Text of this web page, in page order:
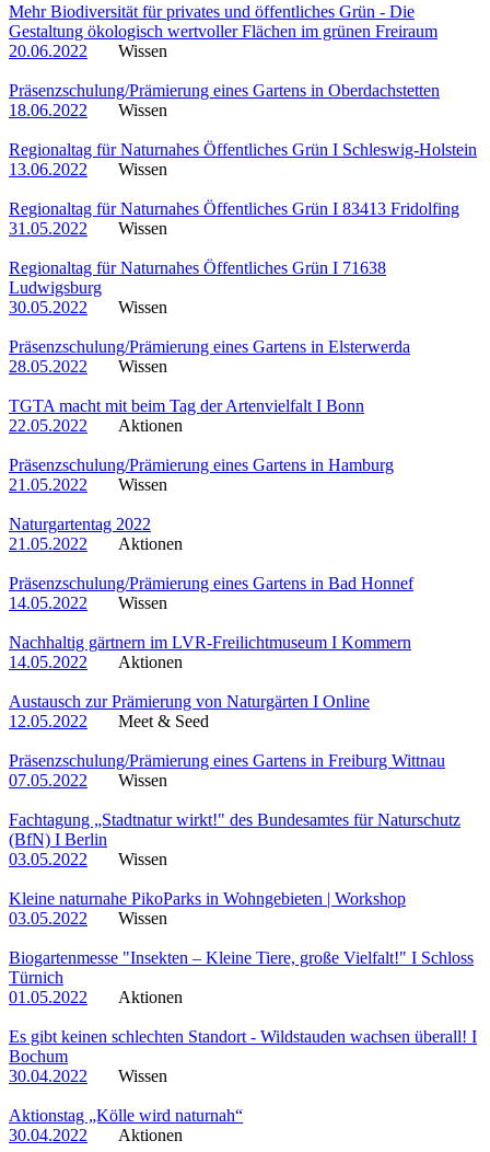
Mehr Biodiversität für privates und öffentliches Grün - Die
Gestaltung ökologisch wertvoller Flächen im grünen Freiraum
20.06.2022
Wissen
Präsenzschulung/Prämierung eines Gartens in Oberdachstetten
18.06.2022
Wissen
Regionaltag für Naturnahes Öffentliches Grün I Schleswig-Holstein
13.06.2022
Wissen
Regionaltag für Naturnahes Öffentliches Grün I 83413 Fridolfing
31.05.2022
Wissen
Regionaltag für Naturnahes Öffentliches Grün I 71638
Ludwigsburg
30.05.2022
Wissen
Präsenzschulung/Prämierung eines Gartens in Elsterwerda
28.05.2022
Wissen
TGTA macht mit beim Tag der Artenvielfalt I Bonn
22.05.2022
Aktionen
Präsenzschulung/Prämierung eines Gartens in Hamburg
21.05.2022
Wissen
Naturgartentag 2022
21.05.2022
Aktionen
Präsenzschulung/Prämierung eines Gartens in Bad Honnef
14.05.2022
Wissen
Nachhaltig gärtnern im LVR-Freilichtmuseum I Kommern
14.05.2022
Aktionen
Austausch zur Prämierung von Naturgärten I Online
12.05.2022
Meet & Seed
Präsenzschulung/Prämierung eines Gartens in Freiburg Wittnau
07.05.2022
Wissen
Fachtagung „Stadtnatur wirkt!" des Bundesamtes für Naturschutz
(BfN) I Berlin
03.05.2022
Wissen
Kleine naturnahe PikoParks in Wohngebieten | Workshop
03.05.2022
Wissen
Biogartenmesse "Insekten – Kleine Tiere, große Vielfalt!" I Schloss
Türnich
01.05.2022
Aktionen
Es gibt keinen schlechten Standort - Wildstauden wachsen überall! I
Bochum
30.04.2022
Wissen
Aktionstag „Kölle wird naturnah“
30.04.2022
Aktionen